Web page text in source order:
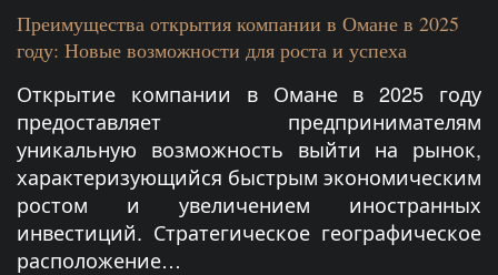
Преимущества открытия компании в Омане в 2025
году: Новые возможности для роста и успеха
Открытие компании в Омане в 2025 году
предоставляет предпринимателям
уникальную возможность выйти на рынок,
характеризующийся быстрым экономическим
ростом и увеличением иностранных
инвестиций. Стратегическое географическое
расположение…